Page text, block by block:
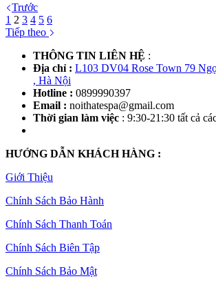
Trước
1 2 3 4 5 6
Tiếp theo
THÔNG TIN LIÊN HỆ :
Địa chỉ : L103 DV04 Rose Town 79
, Hà Nội
Hotline : 0899990397
Email : noithatespa@gmail.com
Thời gian làm việc : 9:30-21:30 tất cả
HƯỚNG DẪN KHÁCH HÀNG :
Giới Thiệu
Chính Sách Bảo Hành
Chính Sách Thanh Toán
Chính Sách Biên Tập
Chính Sách Bảo Mật